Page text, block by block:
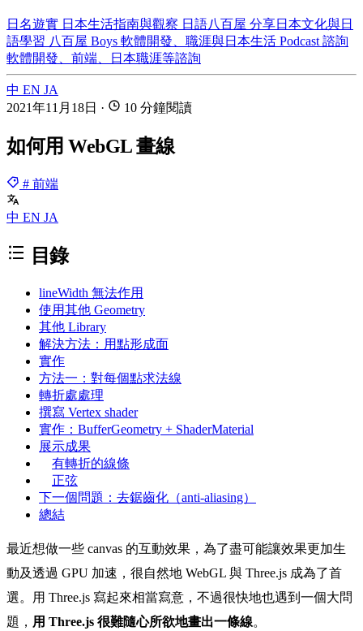
日名遊實 日本生活指南與觀察 日語八百屋 分享日本文化與日
語學習 八百屋 Boys 軟體開發、職涯與日本生活 Podcast 諮詢
軟體開發、前端、日本職涯等諮詢
中 EN JA
2021年11月18日 · 10 分鐘閱讀
如何用 WebGL 畫線
# 前端
中 EN JA
目錄
lineWidth 無法作用
使用其他 Geometry
其他 Library
解決方法：用點形成面
實作
方法一：對每個點求法線
轉折處處理
撰寫 Vertex shader
實作：BufferGeometry + ShaderMaterial
展示成果
有轉折的線條
正弦
下一個問題：去鋸齒化（anti-aliasing）
總結
最近想做一些 canvas 的互動效果，為了盡可能讓效果更加生
動及透過 GPU 加速，很自然地 WebGL 與 Three.js 成為了首
選。用 Three.js 寫起來相當寫意，不過很快地也遇到一個大問
題， 用 Three.js 很難隨心所欲地畫出一條線。